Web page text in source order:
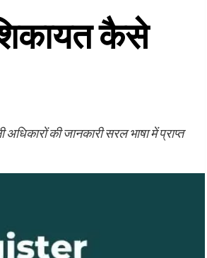
कैसे
की जानकारी सरल भाषा में प्राप्त